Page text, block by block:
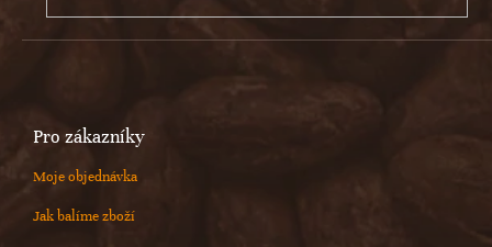
Pro zákazníky
Moje objednávka
Jak balíme zboží